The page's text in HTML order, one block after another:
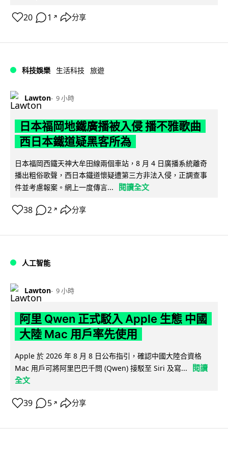
20 1 ↗ 分享
科技娛樂 生活科技 旅遊
Lawton 9 小時
日本福岡地鐵廣播被入侵 播不雅歌曲
西日本鐵道疑黑客所為
日本福岡西鐵天神大牟田線兩個車站，8 月 4 日廣播系統離奇
播出粗俗歌聲，西日本鐵道懷疑遭第三方非法入侵，正調查事
件並考慮報案。網上一度傳言...
閱讀全文
38 2 ↗ 分享
人工智能
Lawton 9 小時
阿里 Qwen 正式駁入 Apple 生態 中國
大陸 Mac 用戶率先使用
Apple 於 2026 年 8 月 8 日公布指引，確認中國大陸合資格
Mac 用戶可將阿里巴巴千問 (Qwen) 接駁至 Siri 及寫...
閱讀
全文
39 5 ↗ 分享